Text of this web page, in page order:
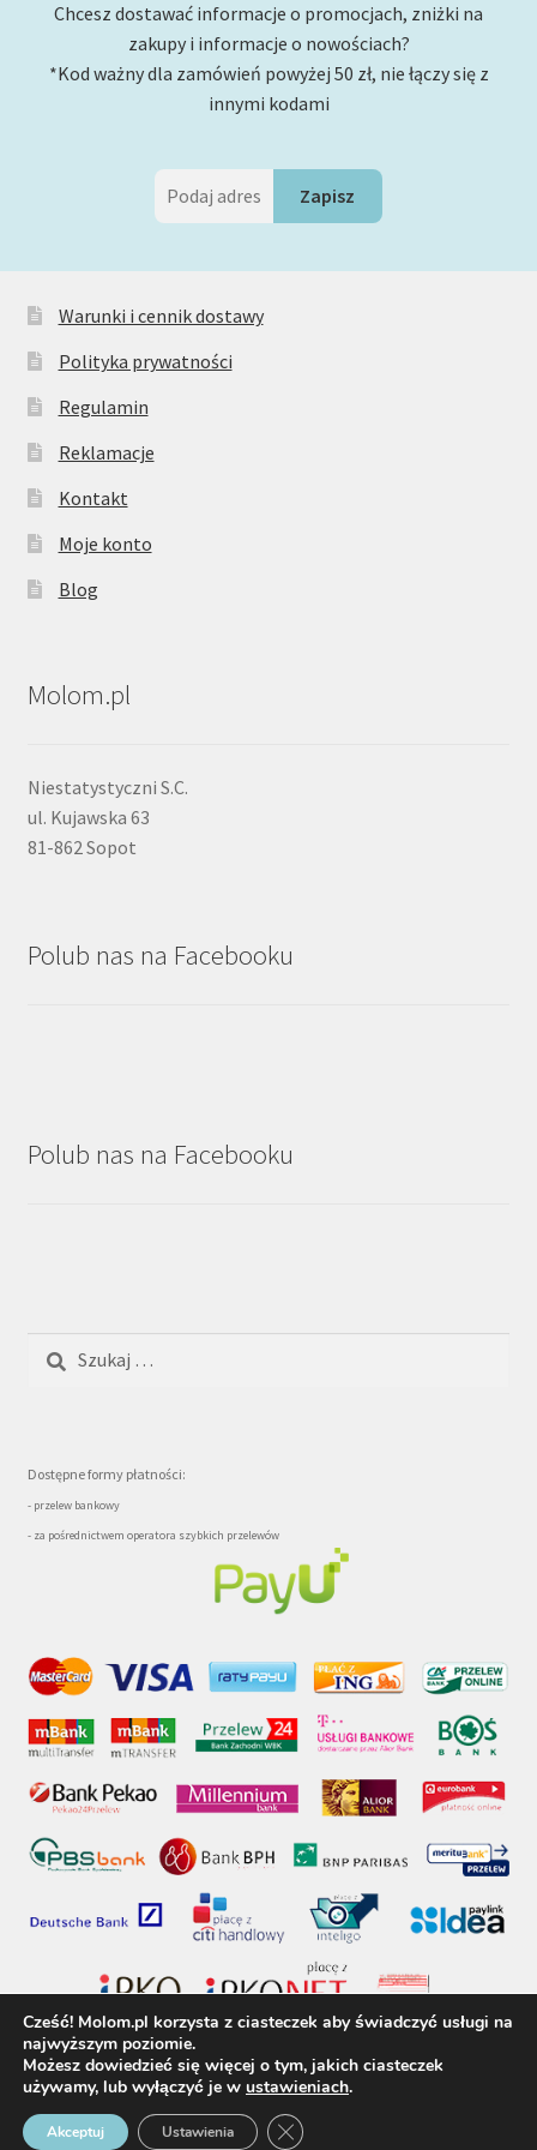
Chcesz dostawać informacje o promocjach, zniżki na
zakupy i informacje o nowościach?
*Kod ważny dla zamówień powyżej 50 zł, nie łączy się z
innymi kodami
Warunki i cennik dostawy
Polityka prywatności
Regulamin
Reklamacje
Kontakt
Moje konto
Blog
Molom.pl
Niestatystyczni S.C.
ul. Kujawska 63
81-862 Sopot
Polub nas na Facebooku
Polub nas na Facebooku
Szukaj:
Dostępne formy płatności:
- przelew bankowy
- za pośrednictwem operatora szybkich przelewów
molom.pl © 2017 - Wszelkie prawa zastrzeżone
Cześć! Molom.pl korzysta z ciasteczek aby świadczyć usługi na
najwyższym poziomie.
Możesz dowiedzieć się więcej o tym, jakich ciasteczek
używamy, lub wyłączyć je w ustawieniach.
Akceptuj Ustawienia Zamknij panel powiadomień o